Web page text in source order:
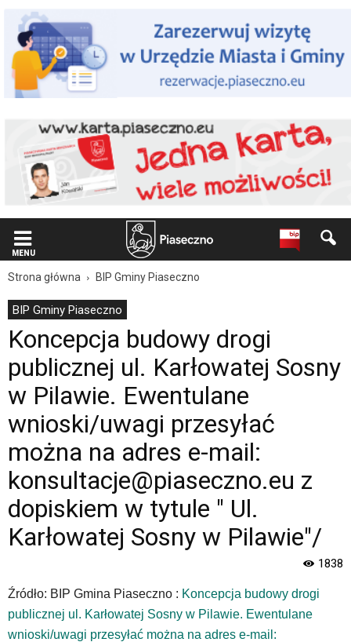
użytkowników
czytników
ekranowych Znajdujesz
się
podstronie
budowy
publicznej
Karłowatej
Sosny
Pilawie.
Ewentulane
wnioski/uwagi
przesyłać
można
adres
mail:
konsultacje@piaseczno.eu
dopiskiem
tytule
Ul.
Karłowatej
Pilawie"/
Oficjalna
strona
MENU
Strona główna BIP Gminy Piaseczno
BIP Gminy Piaseczno
Koncepcja budowy drogi
publicznej ul. Karłowatej Sosny
w Pilawie. Ewentulane
wnioski/uwagi przesyłać
można na adres e-mail:
konsultacje@piaseczno.eu z
dopiskiem w tytule " Ul.
Karłowatej Sosny w Pilawie"/
1838
Źródło: BIP Gmina Piaseczno : Koncepcja budowy drogi
publicznej ul. Karłowatej Sosny w Pilawie. Ewentulane
wnioski/uwagi przesyłać można na adres e-mail: